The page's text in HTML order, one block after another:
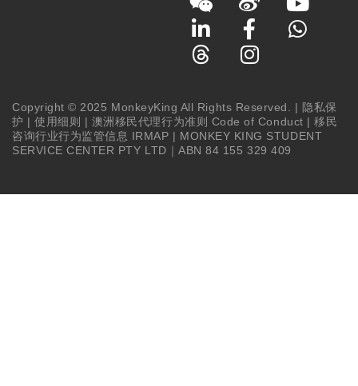
Copyright © 2025 MonkeyKing All Rights Reserved. |隐私保
护 |使用细则 | 澳洲移民代理行为准则 Code of Conduct |移民
咨询行业行为监管信息 IRMAP | MONKEY KING STUDENT
SERVICE CENTER PTY LTD｜ABN 84 155 329 409